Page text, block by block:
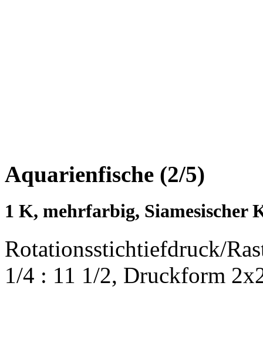
Aquarienfische (2/5)
1 K, mehrfarbig, Siamesischer
Rotationsstichtiefdruck/
1/4 : 11 1/2, Druckform